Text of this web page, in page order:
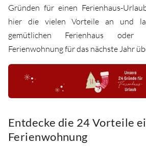
Gründen für einen Ferienhaus-
hier die vielen Vorteile an und
gemütlichen Ferienhaus oder
Ferienwohnung für das nächste Jahr
Entdecke die 24 Vorteile
Ferienwohnung